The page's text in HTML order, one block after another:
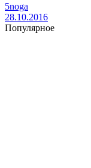
5noga
28.10.2016
Популярное